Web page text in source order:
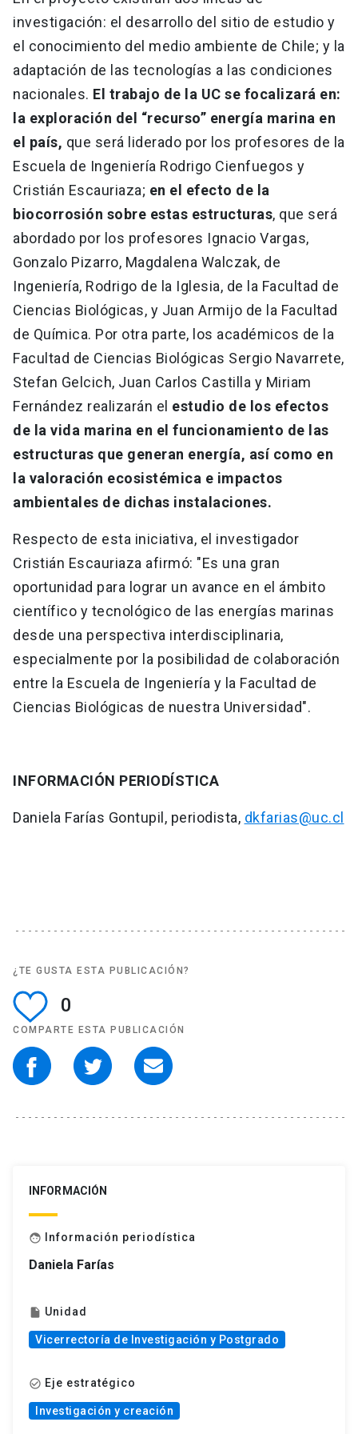
investigación: el desarrollo del sitio de estudio y
el conocimiento del medio ambiente de Chile; y la
adaptación de las tecnologías a las condiciones
nacionales. El trabajo de la UC se focalizará en:
la exploración del “recurso” energía marina en
el país, que será liderado por los profesores de la
Escuela de Ingeniería Rodrigo Cienfuegos y
Cristián Escauriaza; en el efecto de la
biocorrosión sobre estas estructuras, que será
abordado por los profesores Ignacio Vargas,
Gonzalo Pizarro, Magdalena Walczak, de
Ingeniería, Rodrigo de la Iglesia, de la Facultad de
Ciencias Biológicas, y Juan Armijo de la Facultad
de Química. Por otra parte, los académicos de la
Facultad de Ciencias Biológicas Sergio Navarrete,
Stefan Gelcich, Juan Carlos Castilla y Miriam
Fernández realizarán el estudio de los efectos
de la vida marina en el funcionamiento de las
estructuras que generan energía, así como en
la valoración ecosistémica e impactos
ambientales de dichas instalaciones.
Respecto de esta iniciativa, el investigador
Cristián Escauriaza afirmó: "Es una gran
oportunidad para lograr un avance en el ámbito
científico y tecnológico de las energías marinas
desde una perspectiva interdisciplinaria,
especialmente por la posibilidad de colaboración
entre la Escuela de Ingeniería y la Facultad de
Ciencias Biológicas de nuestra Universidad".
INFORMACIÓN PERIODÍSTICA
Daniela Farías Gontupil, periodista, dkfarias@uc.cl
¿TE GUSTA ESTA PUBLICACIÓN?
0
COMPARTE ESTA PUBLICACIÓN
INFORMACIÓN
face Información periodística
Daniela Farías
insert_drive_file Unidad
Vicerrectoría de Investigación y Postgrado
check_circle_outline Eje estratégico
Investigación y creación